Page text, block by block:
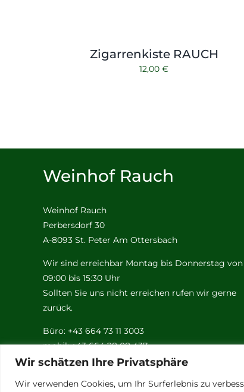
Wir schätzen Ihre Privatsphäre
Wir verwenden Cookies, um Ihr Surferlebnis zu
Zigarrenkiste RAUCH
12,00€
Weinhof Rauch
Weinhof Rauch
Perbersdorf 30
A-8093 St. Peter Am Ottersbach
Wir sind erreichbar Montag bis Donnerstag von
09:00 bis 15:30 Uhr
Sollten Sie uns nicht erreichen rufen wir gerne
zurück.
Büro: +43 664 73 11 3003
mobil: +43 664 28 08 437
Email:rauch@weinhof-rauch.at